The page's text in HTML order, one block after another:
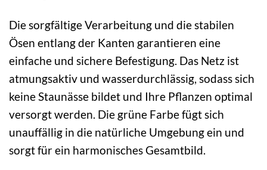
Die sorgfältige Verarbeitung und die stabilen
Ösen entlang der Kanten garantieren eine
einfache und sichere Befestigung. Das Netz ist
atmungsaktiv und wasserdurchlässig, sodass sich
keine Staunässe bildet und Ihre Pflanzen optimal
versorgt werden. Die grüne Farbe fügt sich
unauffällig in die natürliche Umgebung ein und
sorgt für ein harmonisches Gesamtbild.